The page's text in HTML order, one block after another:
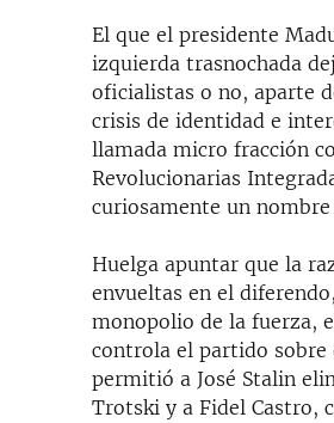
El que el presidente
izquierda trasnochada
oficialistas o no, aparte
crisis de identidad e
llamada micro fracción
Revolucionarias
curiosamente un nombre
Huelga apuntar que la
envueltas en el
monopolio de la fuerza,
controla el partido sobre
permitió a José Stalin
Trotski y a Fidel Castro,